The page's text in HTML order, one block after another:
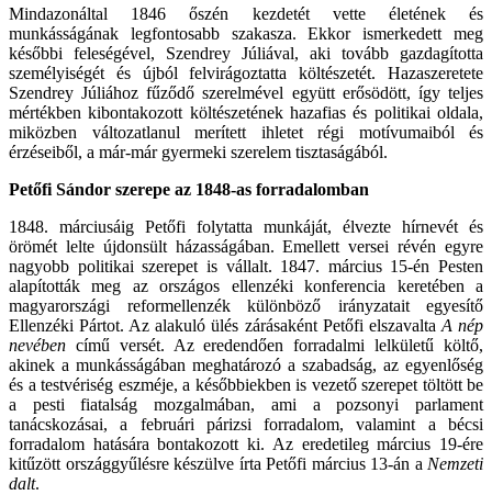
Mindazonáltal 1846 őszén kezdetét vette életének és
munkásságának legfontosabb szakasza. Ekkor ismerkedett meg
későbbi feleségével, Szendrey Júliával, aki tovább gazdagította
személyiségét és újból felvirágoztatta költészetét. Hazaszeretete
Szendrey Júliához fűződő szerelmével együtt erősödött, így teljes
mértékben kibontakozott költészetének hazafias és politikai oldala,
miközben változatlanul merített ihletet régi motívumaiból és
érzéseiből, a már-már gyermeki szerelem tisztaságából.
Petőfi Sándor szerepe az 1848-as forradalomban
1848. márciusáig Petőfi folytatta munkáját, élvezte hírnevét és
örömét lelte újdonsült házasságában. Emellett versei révén egyre
nagyobb politikai szerepet is vállalt. 1847. március 15-én Pesten
alapították meg az országos ellenzéki konferencia keretében a
magyarországi reformellenzék különböző irányzatait egyesítő
Ellenzéki Pártot. Az alakuló ülés zárásaként Petőfi elszavalta A nép
nevében című versét. Az eredendően forradalmi lelkületű költő,
akinek a munkásságában meghatározó a szabadság, az egyenlőség
és a testvériség eszméje, a későbbiekben is vezető szerepet töltött be
a pesti fiatalság mozgalmában, ami a pozsonyi parlament
tanácskozásai, a februári párizsi forradalom, valamint a bécsi
forradalom hatására bontakozott ki. Az eredetileg március 19-ére
kitűzött országgyűlésre készülve írta Petőfi március 13-án a Nemzeti
dalt.